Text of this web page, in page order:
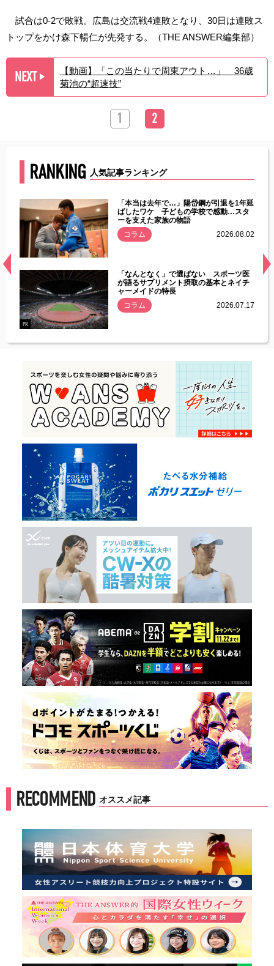
試合は0-2で敗戦。広島は交流戦4連敗となり、30日は連敗ス
トップをかけ森下暢仁が先発する。（THE ANSWER編集部）
NEXT ▶︎
【動画】「この当たりで周東アウト…」 36歳
菊池の“超速技”
1 2
RANKING 人気記事ランキング
常
「本当は去年で…」陽岱鋼が引退を1年延
ばしたワケ 子どもの学校で感動…スタ
ーを支えた家族の物語
コラム
2026.08.02
PR
「なんとなく」で選ばない スポーツ医
が語るサプリメント摂取の基本とネイチ
ャーメイドの特長
コラム
2026.07.17
RECOMMEND オススメ記事